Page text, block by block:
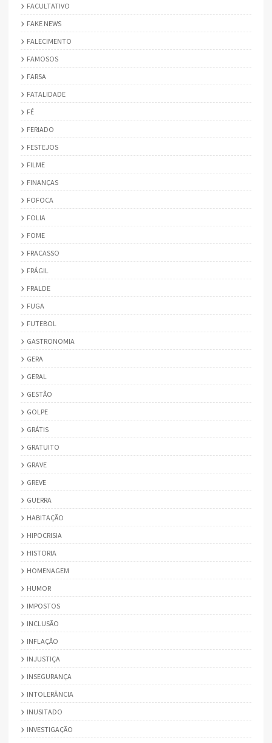
FACULTATIVO
FAKE NEWS
FALECIMENTO
FAMOSOS
FARSA
FATALIDADE
FÉ
FERIADO
FESTEJOS
FILME
FINANÇAS
FOFOCA
FOLIA
FOME
FRACASSO
FRÁGIL
FRALDE
FUGA
FUTEBOL
GASTRONOMIA
GERA
GERAL
GESTÃO
GOLPE
GRÁTIS
GRATUITO
GRAVE
GREVE
GUERRA
HABITAÇÃO
HIPOCRISIA
HISTORIA
HOMENAGEM
HUMOR
IMPOSTOS
INCLUSÃO
INFLAÇÃO
INJUSTIÇA
INSEGURANÇA
INTOLERÂNCIA
INUSITADO
INVESTIGAÇÃO